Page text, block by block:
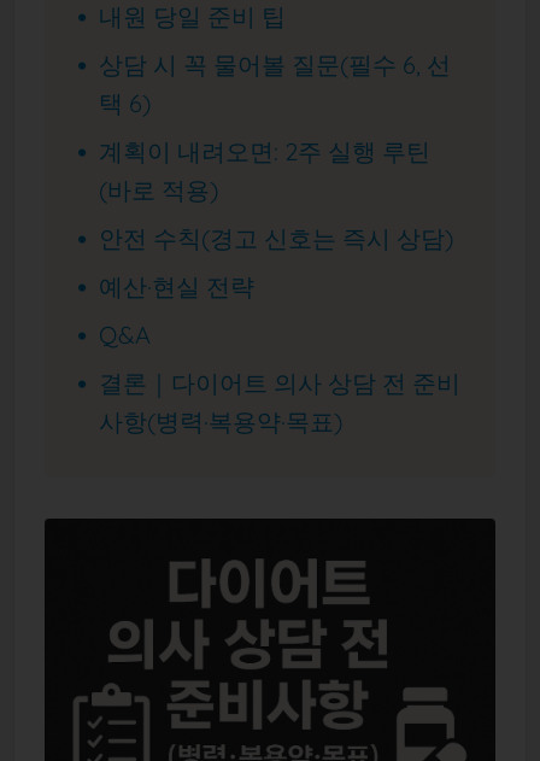
내원 당일 준비 팁
상담 시 꼭 물어볼 질문(필수 6, 선
택 6)
계획이 내려오면: 2주 실행 루틴
(바로 적용)
안전 수칙(경고 신호는 즉시 상담)
예산·현실 전략
Q&A
결론｜다이어트 의사 상담 전 준비
사항(병력·복용약·목표)